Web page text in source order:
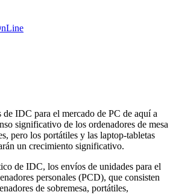
de IDC para el mercado de PC de aquí a
significativo de los ordenadores de mesa
pero los portátiles y las laptop-tabletas
un crecimiento significativo.
de IDC, los envíos de unidades para el
personales (PCD), que consisten
de sobremesa, portátiles,